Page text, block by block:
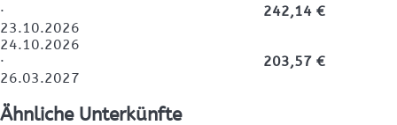
·
23.10.2026
242,14 €
24.10.2026
·
26.03.2027
203,57 €
Ähnliche Unterkünfte